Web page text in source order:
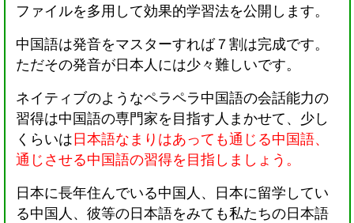
ファイルを多用して効果的学習法を公開します。
中国語は発音をマスターすれば７割は完成です。
ただその発音が日本人には少々難しいです。
ネイティブのようなペラペラ中国語の会話能力の
習得は中国語の専門家を目指す人まかせて、少し
くらいは 日本語なまりはあっても通じる中国語、
通じさせる中国語の習得を目指しましょう。
日本に長年住んでいる中国人、日本に留学してい
る中国人、彼等の日本語をみても私たちの日本語